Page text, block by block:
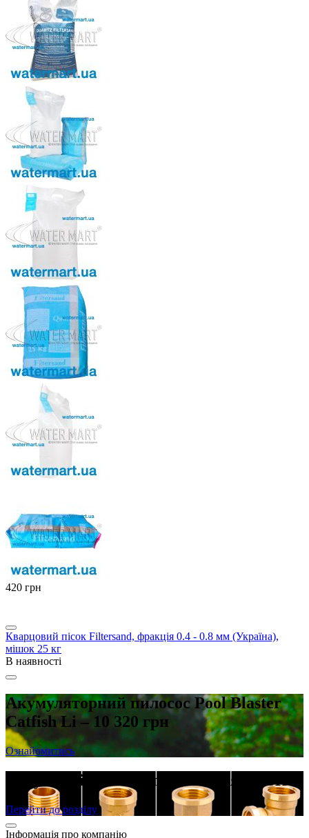
‍420‍ грн
Кварцовий пісок Filtersand, фракція 0.4 - 0.8 мм (Україна),
мішок 25 кг
В наявності
Акумуляторний пилосос Pool Blaster
Catfish Li – 10 320 грн
Ознайомитись
Латунні різьбові фітинги в наявності
Перейти до розділу
Інформація про компанію